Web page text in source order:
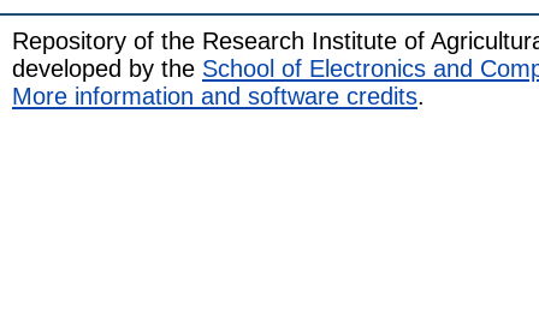
Repository of the Research Institute of
developed by the School of Electronics and
More information and software credits.